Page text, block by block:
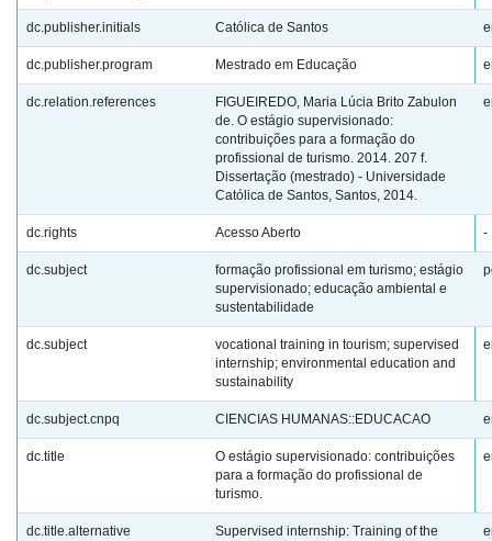
dc.publisher.initials Católica de Santos
dc.publisher.program Mestrado em Educação
dc.relation.references
FIGUEIREDO, Maria Lúcia Brito Zabulon
de. O estágio supervisionado:
contribuições para a formação do
profissional de turismo. 2014. 207 f.
Dissertação (mestrado) - Universidade
Católica de Santos, Santos, 2014.
dc.rights Acesso Aberto -
dc.subject
formação profissional em turismo; estágio
supervisionado; educação ambiental e
sustentabilidade
dc.subject
vocational training in tourism; supervised
internship; environmental education and
sustainability
dc.subject.cnpq CIENCIAS HUMANAS::EDUCACAO
dc.title
O estágio supervisionado: contribuições
para a formação do profissional de
turismo.
dc.title.alternative
Supervised internship: Training of the